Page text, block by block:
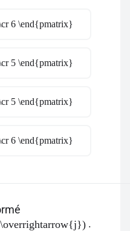
6 \end{pmatrix}
5 \end{pmatrix}
5 \end{pmatrix}
6 \end{pmatrix}
.